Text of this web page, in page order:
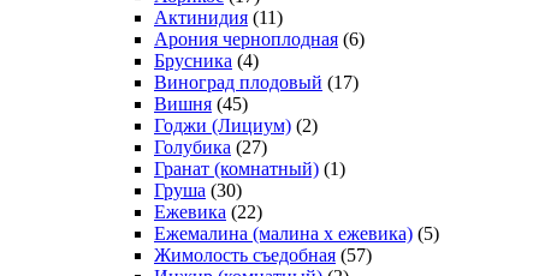
Актинидия (11)
Арония черноплодная (6)
Брусника (4)
Виноград плодовый (17)
Вишня (45)
Годжи (Лициум) (2)
Голубика (27)
Гранат (комнатный) (1)
Груша (30)
Ежевика (22)
Ежемалина (малина х ежевика) (5)
Жимолость съедобная (57)